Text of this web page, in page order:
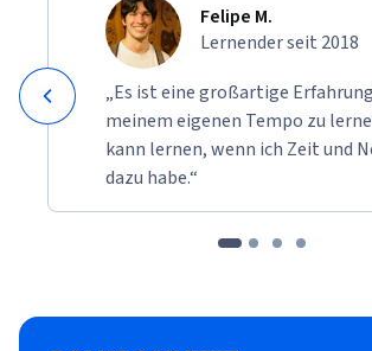
Felipe M.
Lernender seit 2018
„Es ist eine großartige
meinem eigenen Tempo zu
kann lernen, wenn ich Zeit und
dazu habe.“